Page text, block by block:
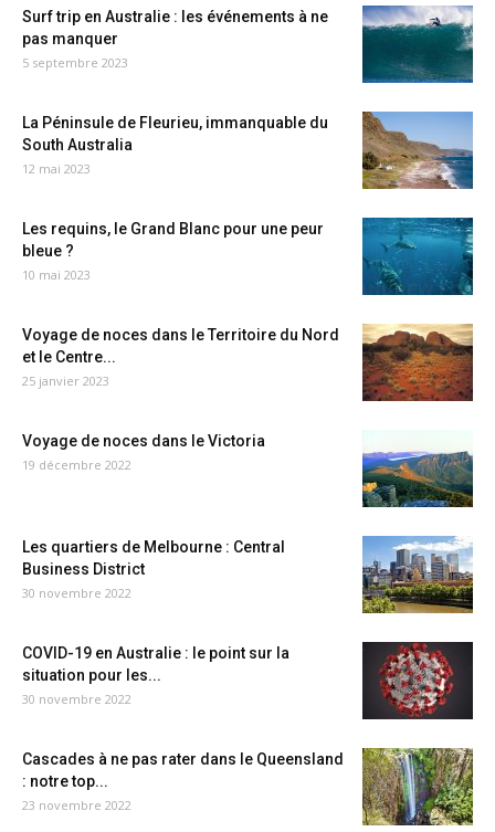
Surf trip en Australie : les événements à ne
pas manquer
5 septembre 2023
La Péninsule de Fleurieu, immanquable du
South Australia
12 mai 2023
Les requins, le Grand Blanc pour une peur
bleue ?
10 mai 2023
Voyage de noces dans le Territoire du Nord
et le Centre...
25 janvier 2023
Voyage de noces dans le Victoria
19 décembre 2022
Les quartiers de Melbourne : Central
Business District
30 novembre 2022
COVID-19 en Australie : le point sur la
situation pour les...
30 novembre 2022
Cascades à ne pas rater dans le Queensland
: notre top...
23 novembre 2022